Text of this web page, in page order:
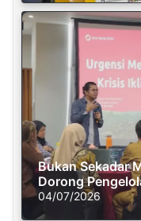
Bukan Sekadar
Dorong
Solusi Krisis Iklim
04/07/2026